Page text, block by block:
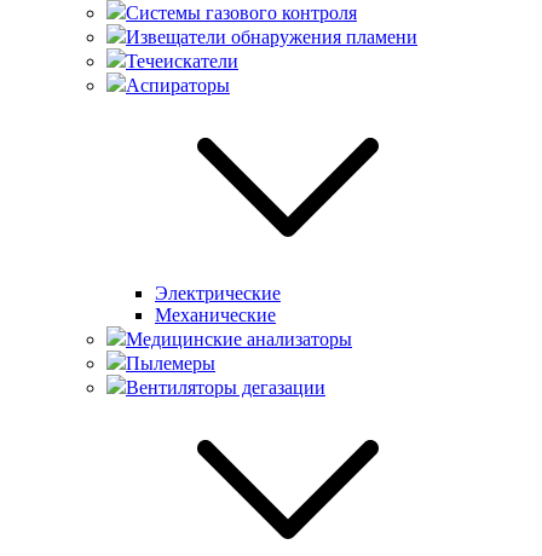
Системы газового контроля
Извещатели обнаружения пламени
Течеискатели
Аспираторы
Электрические
Механические
Медицинские анализаторы
Пылемеры
Вентиляторы дегазации